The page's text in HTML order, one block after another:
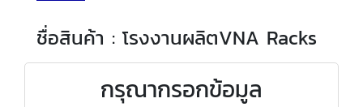
ชื่อสินค้า : โรงงานผลิตVNA Racks
กรุณากรอกข้อมูล